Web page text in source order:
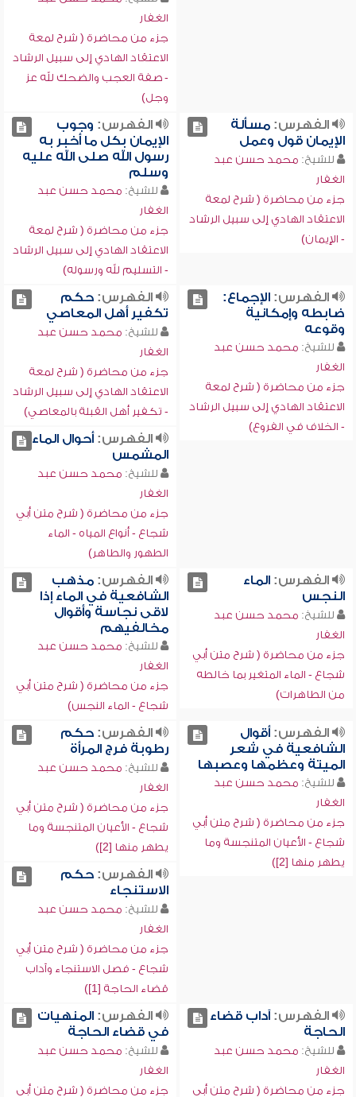
الغفار
جزء من محاضرة ( شرح لمعة
الاعتقاد الهادي إلى سبيل الرشاد
- صفة العجب والضحك لله عز
وجل)
الفهرس:مسألة
الإيمان قول وعمل
للشيخ: محمد حسن عبد
الغفار
جزء من محاضرة ( شرح لمعة
الاعتقاد الهادي إلى سبيل الرشاد
- الإيمان)
الفهرس: وجوب
الإيمان بكل ما أخبر به
رسول الله صلى الله عليه
وسلم
للشيخ: محمد حسن عبد
الغفار
جزء من محاضرة ( شرح لمعة
الاعتقاد الهادي إلى سبيل الرشاد
- التسليم لله ورسوله)
الفهرس:الإجماع:
ضابطه وإمكانية
وقوعه
للشيخ: محمد حسن عبد
الغفار
جزء من محاضرة ( شرح لمعة
الاعتقاد الهادي إلى سبيل الرشاد
- الخلاف في الفروع)
الفهرس:حكم
تكفير أهل المعاصي
للشيخ: محمد حسن عبد
الغفار
جزء من محاضرة ( شرح لمعة
الاعتقاد الهادي إلى سبيل الرشاد
- تكفير أهل القبلة بالمعاصي)
الفهرس:أحوال الماء
المشمس
للشيخ: محمد حسن عبد
الغفار
جزء من محاضرة ( شرح متن أبي
شجاع - أنواع المياه - الماء
الطهور والطاهر)
الفهرس:الماء
النجس
للشيخ: محمد حسن عبد
الغفار
جزء من محاضرة ( شرح متن أبي
شجاع - الماء المتغير بما خالطه
من الطاهرات)
الفهرس:مذهب
الشافعية في الماء إذا
لاقى نجاسة وأقوال
مخالفيهم
للشيخ: محمد حسن عبد
الغفار
جزء من محاضرة ( شرح متن أبي
شجاع - الماء النجس)
الفهرس:أقوال
الشافعية في شعر
الميتة وعظمها وعصبها
للشيخ: محمد حسن عبد
الغفار
جزء من محاضرة ( شرح متن أبي
شجاع - الأعيان المتنجسة وما
يطهر منها [2])
الفهرس:حكم
رطوبة فرج المرأة
للشيخ: محمد حسن عبد
الغفار
جزء من محاضرة ( شرح متن أبي
شجاع - الأعيان المتنجسة وما
يطهر منها [2])
الفهرس:حكم
الاستنجاء
للشيخ: محمد حسن عبد
الغفار
جزء من محاضرة ( شرح متن أبي
شجاع - فصل الاستنجاء وآداب
قضاء الحاجة [1])
الفهرس:آداب قضاء
الحاجة
للشيخ: محمد حسن عبد
الغفار
جزء من محاضرة ( شرح متن أبي
الفهرس:المنهيات
في قضاء الحاجة
للشيخ: محمد حسن عبد
الغفار
جزء من محاضرة ( شرح متن أبي